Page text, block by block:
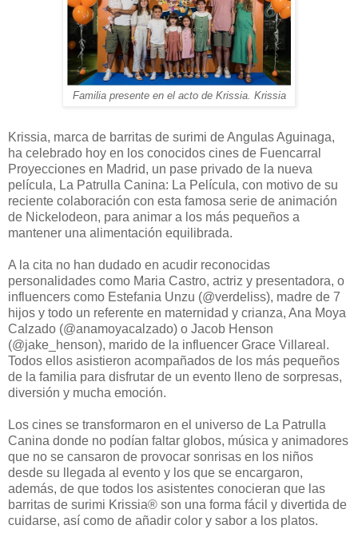
Familia presente en el acto de Krissia. Krissia
Krissia, marca de barritas de surimi de Angulas Aguinaga,
ha celebrado hoy en los conocidos cines de Fuencarral
Proyecciones en Madrid, un pase privado de la nueva
película, La Patrulla Canina: La Película, con motivo de su
reciente colaboración con esta famosa serie de animación
de Nickelodeon, para animar a los más pequeños a
mantener una alimentación equilibrada.
A la cita no han dudado en acudir reconocidas
personalidades como Maria Castro, actriz y presentadora, o
influencers como Estefania Unzu (@verdeliss), madre de 7
hijos y todo un referente en maternidad y crianza, Ana Moya
Calzado (@anamoyacalzado) o Jacob Henson
(@jake_henson), marido de la influencer Grace Villareal.
Todos ellos asistieron acompañados de los más pequeños
de la familia para disfrutar de un evento lleno de sorpresas,
diversión y mucha emoción.
Los cines se transformaron en el universo de La Patrulla
Canina donde no podían faltar globos, música y animadores
que no se cansaron de provocar sonrisas en los niños
desde su llegada al evento y los que se encargaron,
además, de que todos los asistentes conocieran que las
barritas de surimi Krissia® son una forma fácil y divertida de
cuidarse, así como de añadir color y sabor a los platos.